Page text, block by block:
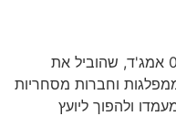
עבודה ערבית 4 - כבוד 06:20 - 06:43 אמג'ד, שהוביל את
וחברות מסחריות
ולהפוך ליועץ